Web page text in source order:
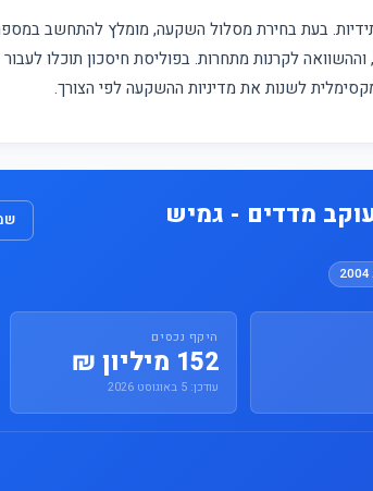
בעת בחירת מסלול השקעה, מומלץ להתחשב
לקרנות מתחרות. בפוליסת חיסכון תוכלו
לשנות את מדיניות ההשקעה לפי הצורך.
מדדים - גמיש
היקף נכסים
152 מיליון ₪
עודכן: 5 באוגוסט 2026